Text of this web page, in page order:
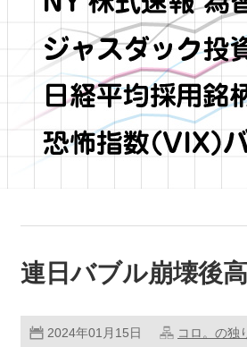
連日バブル崩壊後
2024年01月15日 コロ。の独